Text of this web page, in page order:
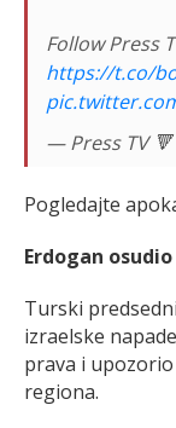
Follow Press
https://t.co/
— Press TV 🔻
Pogledajte
Erdogan
Turski
izraelske
prava i
regiona.